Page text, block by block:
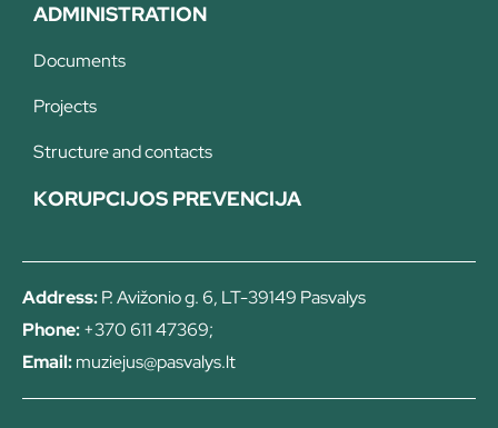
ADMINISTRATION
Documents
Projects
Structure and contacts
KORUPCIJOS PREVENCIJA
Address:P. Avižonio g. 6, LT-39149 Pasvalys
Phone:+370 611 47369;
Email:muziejus@pasvalys.lt